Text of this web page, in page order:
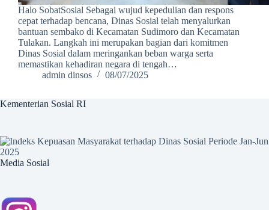
Halo SobatSosial Sebagai wujud kepedulian dan respons
cepat terhadap bencana, Dinas Sosial telah menyalurkan
bantuan sembako di Kecamatan Sudimoro dan Kecamatan
Tulakan. Langkah ini merupakan bagian dari komitmen
Dinas Sosial dalam meringankan beban warga serta
memastikan kehadiran negara di tengah…
admin dinsos
08/07/2025
Kementerian Sosial RI
Media Sosial